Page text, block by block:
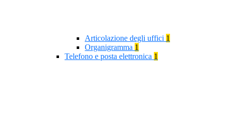
Articolazione degli uffici 1
Organigramma 1
Telefono e posta elettronica 1